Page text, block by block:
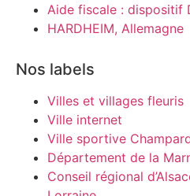
Aide fiscale : dispositif
HARDHEIM, Allemagne
Nos labels
Villes et villages fleuris
Ville internet
Ville sportive
Département de la
Conseil régional